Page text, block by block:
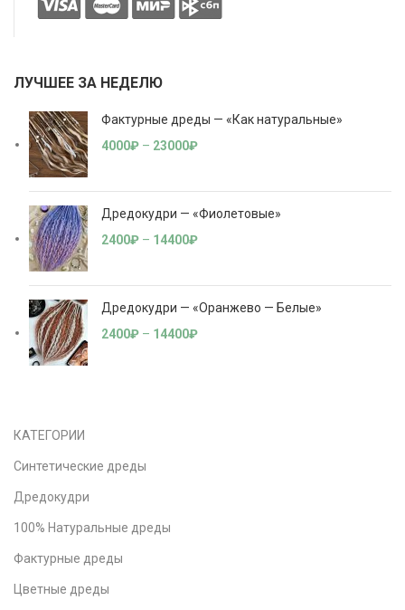
ЛУЧШЕЕ ЗА НЕДЕЛЮ
Фактурные дреды — «Как натуральные»
4000₽ – 23000₽
Дредокудри — «Фиолетовые»
2400₽ – 14400₽
Дредокудри — «Оранжево — Белые»
2400₽ – 14400₽
КАТЕГОРИИ
Синтетические дреды
Дредокудри
100% Натуральные дреды
Фактурные дреды
Цветные дреды